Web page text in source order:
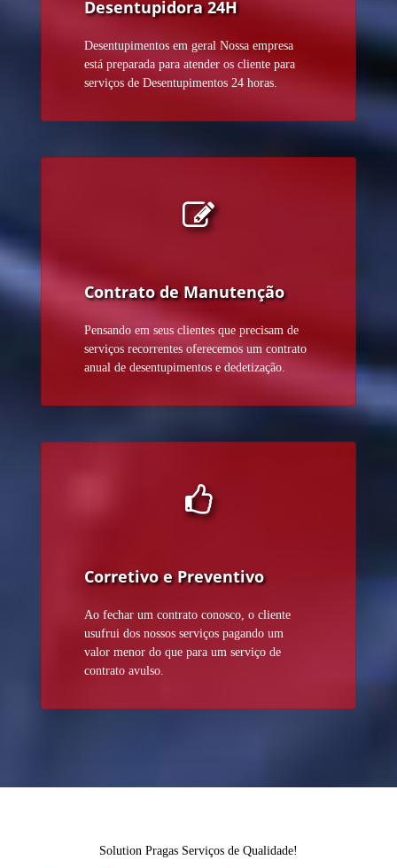
Desentupidora 24H
Desentupimentos em geral Nossa empresa
está preparada para atender os cliente para
serviços de Desentupimentos 24 horas.
Contrato de Manutenção
Pensando em seus clientes que precisam de
serviços recorrentes oferecemos um contrato
anual de desentupimentos e dedetização.
Corretivo e Preventivo
Ao fechar um contrato conosco, o cliente
usufrui dos nossos serviços pagando um
valor menor do que para um serviço de
contrato avulso.
Solution Pragas Serviços de Qualidade!